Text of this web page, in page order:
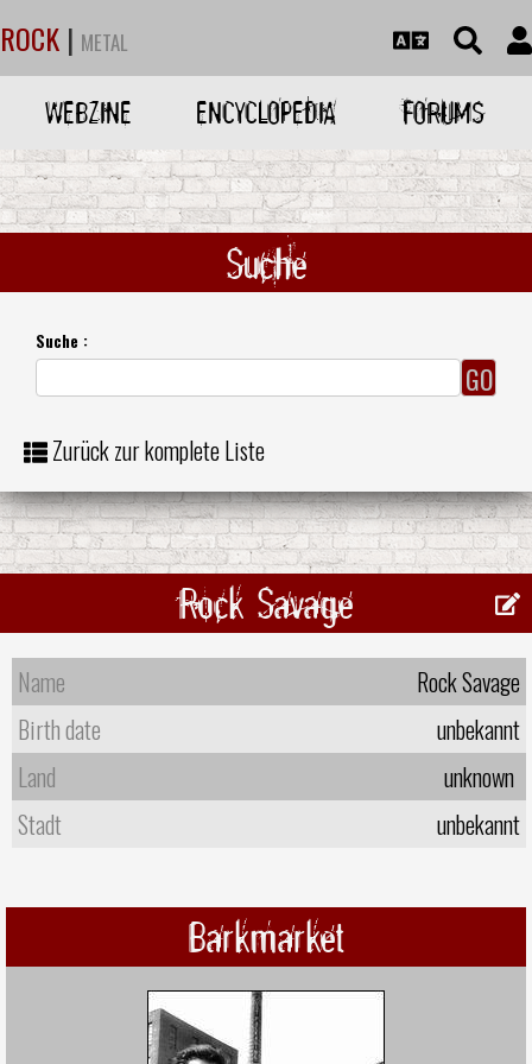
ROCK | METAL
WEBZINE ENCYCLOPEDIA FORUMS
Suche
Suche :
Zurück zur komplete Liste
Rock Savage
Name
Rock Savage
Birth date
unbekannt
Land
unknown
Stadt
unbekannt
Barkmarket